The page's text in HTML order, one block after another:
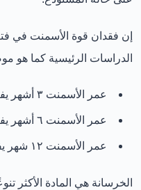
إن فقدان قوة الأسمنت في
الدراسات الرئيسية كما هو
عمر الأسمنت ٣ أشهر يفقد ٢٠-٣٠٪ من قوته
عمر الأسمنت ٦ أشهر يفقد ٣٠-٤٠٪ من قوته
عمر الأسمنت ١٢ شهر يفقد ٤٠-٥٠ من قوته
الخرسانة هي المادة الأكثر